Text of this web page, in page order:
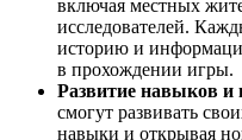
включая местных
исследователей.
историю и
в прохождении игры.
Развитие навыков и
смогут развивать
навыки и открывая